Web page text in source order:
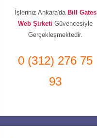
İşleriniz Ankara'da Bill Gates
Web ŞirketiGüvencesiyle
Gerçekleşmektedir.
0 (312) 276 75
93